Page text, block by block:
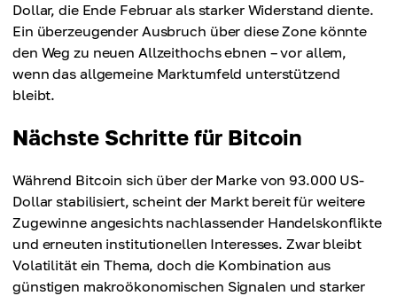
Dollar, die Ende Februar als starker Widerstand diente.
Ein überzeugender Ausbruch über diese Zone könnte
den Weg zu neuen Allzeithochs ebnen – vor allem,
wenn das allgemeine Marktumfeld unterstützend
bleibt.
Nächste Schritte für Bitcoin
Während Bitcoin sich über der Marke von 93.000 US-
Dollar stabilisiert, scheint der Markt bereit für weitere
Zugewinne angesichts nachlassender Handelskonflikte
und erneuten institutionellen Interesses. Zwar bleibt
Volatilität ein Thema, doch die Kombination aus
günstigen makroökonomischen Signalen und starker